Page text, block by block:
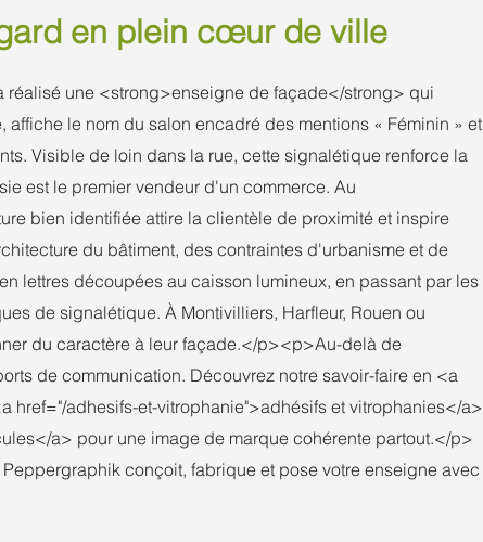
en plein cœur de ville
une <strong>enseigne de façade</strong> qui
le nom du salon encadré des mentions « Féminin » et
Visible de loin dans la rue, cette signalétique renforce la
est le premier vendeur d'un commerce. Au
bien identifiée attire la clientèle de proximité et inspire
du bâtiment, des contraintes d'urbanisme et de
lettres découpées au caisson lumineux, en passant par les
de signalétique. À Montivilliers, Harfleur, Rouen ou
du caractère à leur façade.</p><p>Au-delà de
de communication. Découvrez notre savoir-faire en <a
adhesifs-et-vitrophanie">adhésifs et vitrophanies</a>
a> pour une image de marque cohérente partout.</p>
conçoit, fabrique et pose votre enseigne avec